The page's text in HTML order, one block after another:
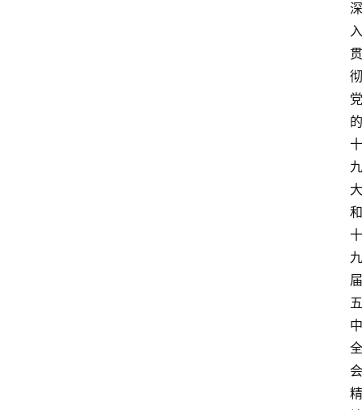
深
入
贯
彻
党
的
十
九
大
和
十
九
届
五
中
全
会
精